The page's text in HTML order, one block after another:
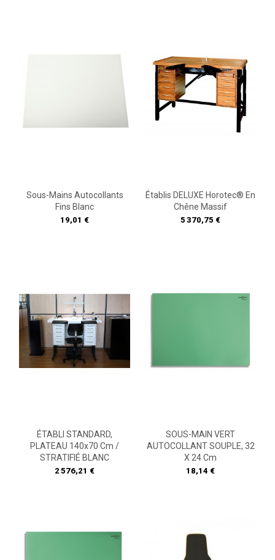
Sous-Mains Autocollants
Fins Blanc
Prix
19,01 €
Établis DELUXE Horotec® En
Chêne Massif
Prix
5 370,75 €
ÉTABLI STANDARD,
PLATEAU 140x70 Cm /
STRATIFIÉ BLANC
Prix
2 576,21 €
SOUS-MAIN VERT
AUTOCOLLANT SOUPLE, 32
X 24 Cm
Prix
18,14 €